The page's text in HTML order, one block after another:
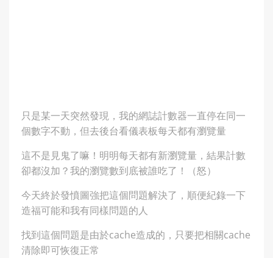
只是某一天突然發現，我的網誌計數器一直停在同一
個數字不動，但去後台看儀表板每天都有瀏覽量
這不是見鬼了嘛！明明每天都有新瀏覽量，結果計數
卻都沒加？我的瀏覽數到底被誰吃了！（怒）
今天終於發憤圖強把這個問題解決了，順便紀錄一下
造福可能和我有同樣問題的人
找到這個問題是由於cache造成的，只要把相關cache
清除即可恢復正常